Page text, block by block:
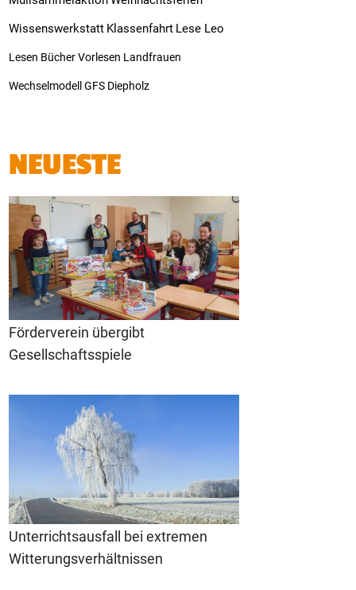
Wissenswerkstatt Klassenfahrt Lese Leo
Lesen BücherVorlesen Landfrauen
Wechselmodell GFS Diepholz
NEUESTE
Förderverein übergibt
Gesellschaftsspiele
Unterrichtsausfall bei extremen
Witterungsverhältnissen